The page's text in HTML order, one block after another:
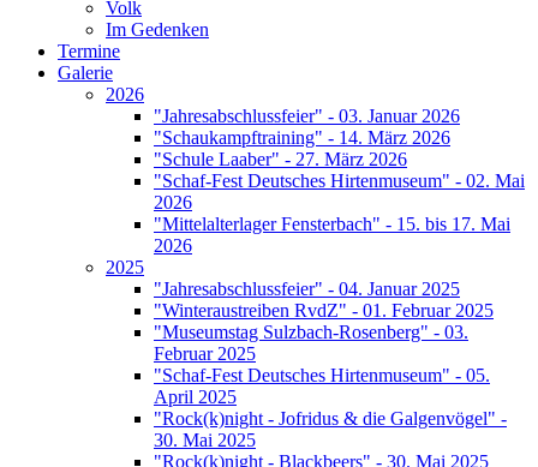
Volk
Im Gedenken
Termine
Galerie
2026
"Jahresabschlussfeier" - 03. Januar 2026
"Schaukampftraining" - 14. März 2026
"Schule Laaber" - 27. März 2026
"Schaf-Fest Deutsches Hirtenmuseum" - 02. Mai
2026
"Mittelalterlager Fensterbach" - 15. bis 17. Mai
2026
2025
"Jahresabschlussfeier" - 04. Januar 2025
"Winteraustreiben RvdZ" - 01. Februar 2025
"Museumstag Sulzbach-Rosenberg" - 03.
Februar 2025
"Schaf-Fest Deutsches Hirtenmuseum" - 05.
April 2025
"Rock(k)night - Jofridus & die Galgenvögel" -
30. Mai 2025
"Rock(k)night - Blackbeers" - 30. Mai 2025